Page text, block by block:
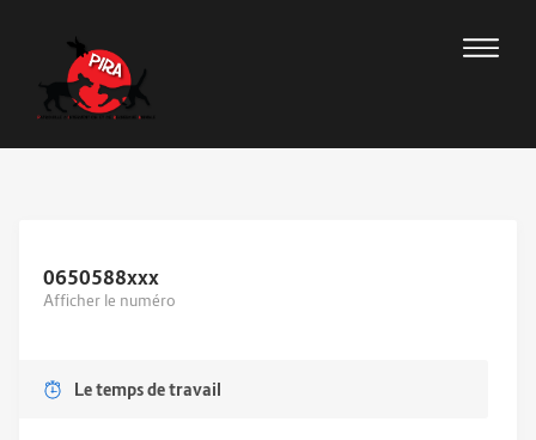
0650588xxx
Afficher le numéro
Le temps de travail